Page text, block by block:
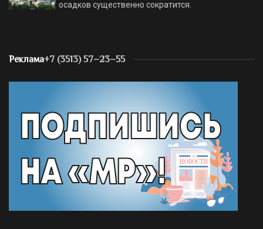
осадков существенно сократится.
Реклама+7 (3513) 57–23–55